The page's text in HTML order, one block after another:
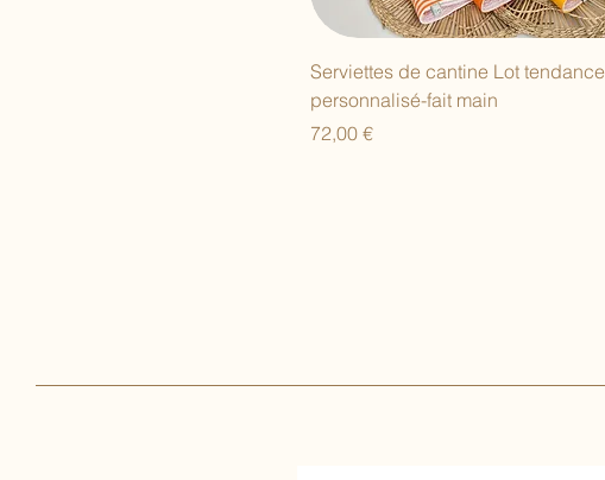
Serviettes de cantine Lot tendance
personnalisé-fait main
Prix
72,00 €